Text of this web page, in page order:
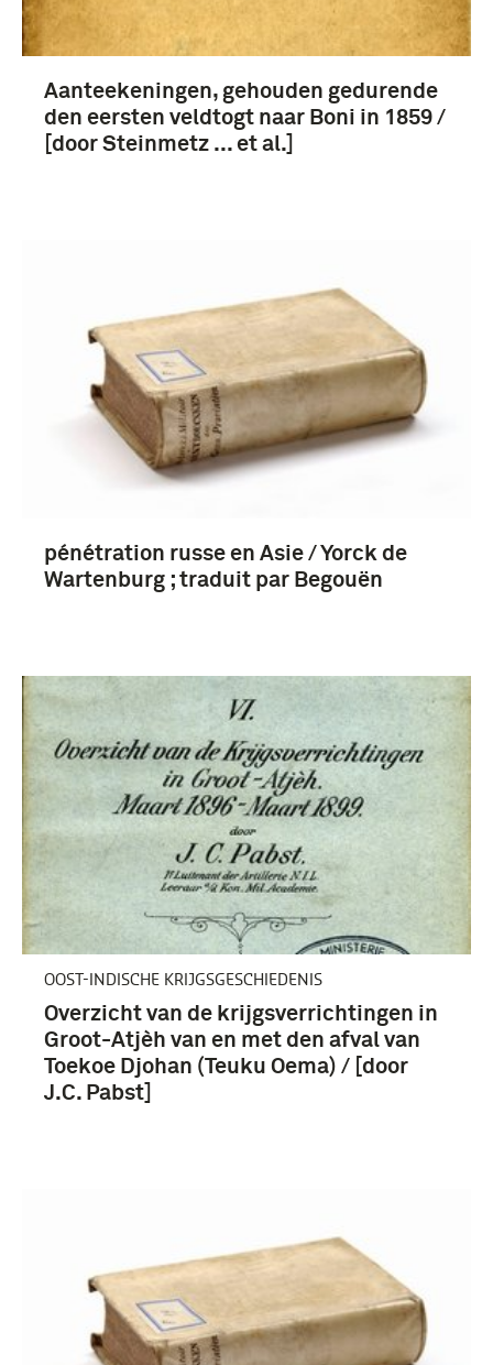
1851-1900 (59)
1801-1850 (12)
Koninklijk Nederlands-Indisch Leger (1830-1950)
Atjeh (6)
Aanteekeningen, gehouden gedurende
den eersten veldtogt naar Boni in 1859 /
[door Steinmetz ... et al.]
pénétration russe en Asie / Yorck de
Wartenburg ; traduit par Begouën
OOST-INDISCHE KRIJGSGESCHIEDENIS
Overzicht van de krijgsverrichtingen in
Groot-Atjèh van en met den afval van
Toekoe Djohan (Teuku Oema) / [door
J.C. Pabst]